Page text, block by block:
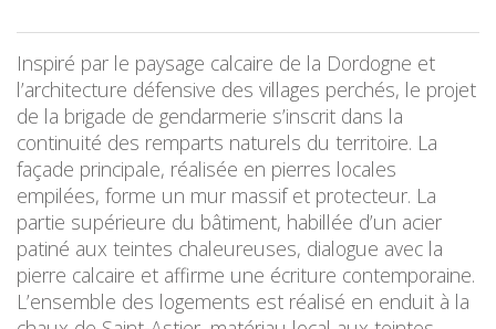
Inspiré par le paysage calcaire de la Dordogne et
l’architecture défensive des villages perchés, le projet
de la brigade de gendarmerie s’inscrit dans la
continuité des remparts naturels du territoire. La
façade principale, réalisée en pierres locales
empilées, forme un mur massif et protecteur. La
partie supérieure du bâtiment, habillée d’un acier
patiné aux teintes chaleureuses, dialogue avec la
pierre calcaire et affirme une écriture contemporaine.
L’ensemble des logements est réalisé en enduit à la